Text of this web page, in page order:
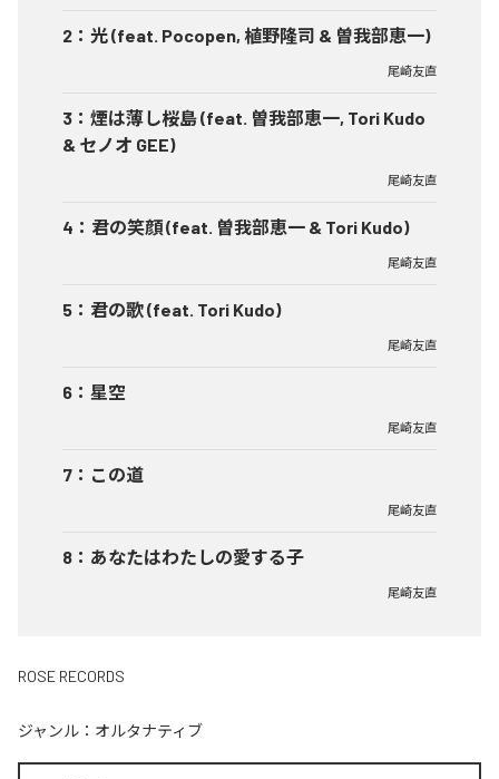
2 ： 光 (feat. Pocopen, 植野隆司 & 曽我部恵一)
尾崎友直
3 ： 煙は薄し桜島 (feat. 曽我部恵一, Tori Kudo
& セノオ GEE)
尾崎友直
4 ： 君の笑顔 (feat. 曽我部恵一 & Tori Kudo)
尾崎友直
5 ： 君の歌 (feat. Tori Kudo)
尾崎友直
6 ： 星空
尾崎友直
7 ： この道
尾崎友直
8 ： あなたはわたしの愛する子
尾崎友直
ROSE RECORDS
ジャンル： オルタナティブ